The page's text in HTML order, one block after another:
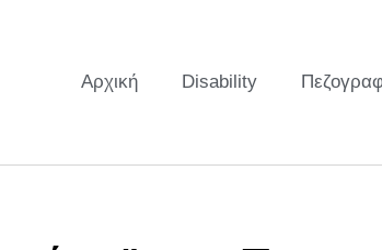
Αρχική Disability